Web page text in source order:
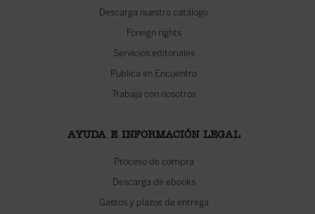
Descarga nuestro catálogo
Foreign rights
Servicios editoriales
Publica en Encuentro
Trabaja con nosotros
AYUDA E INFORMACIÓN LEGAL
Proceso de compra
Descarga de ebooks
Gastos y plazos de entrega